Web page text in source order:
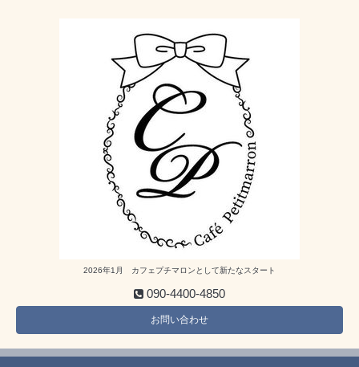
2026年1月 カフェプチマロンとして新たなスタート
090-4400-4850
お問い合わせ